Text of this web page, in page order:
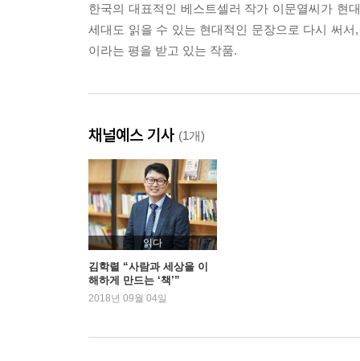
한국의 대표적인 베스트셀러 작가 이문열씨가 현
세대도 읽을 수 있는 현대적인 문장으로 다시 써
이라는 평을 받고 있는 작품.
채널예스 기사 (1개)
읽다
김학렬 “사람과 세상을 이
해하게 만드는 ‘책’”
2018년 09월 04일